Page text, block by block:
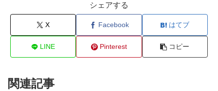
シェアする
X Facebook はてブ
LINE Pinterest コピー
関連記事